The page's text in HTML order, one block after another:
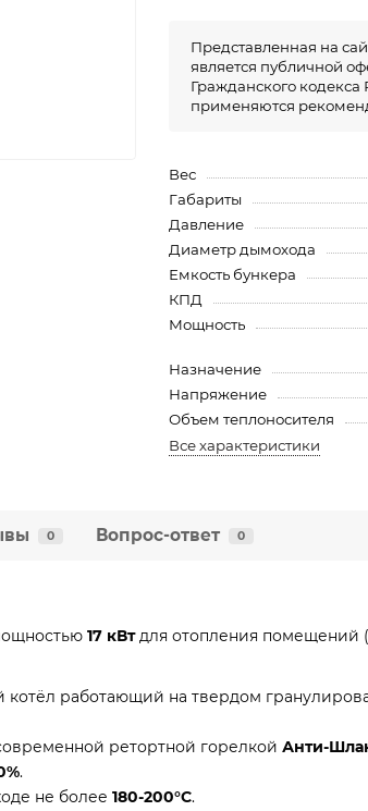
Представленная на
является публичной
Гражданского
применяются
Вес
Габариты
Давление
Диаметр дымохода
Емкость бункера
КПД
Мощность
Назначение
Напряжение
Объем теплоносителя
Все характеристики
0 Вопрос-ответ 0
17 кВтдля отопления помещений
работающий на твердом
ретортной горелкой Анти-
.
не более 180-200°С.